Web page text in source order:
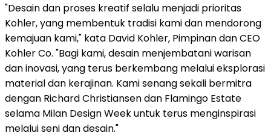
"Desain dan proses kreatif selalu menjadi prioritas
Kohler, yang membentuk tradisi kami dan mendorong
kemajuan kami," kata David Kohler, Pimpinan dan CEO
Kohler Co. "Bagi kami, desain menjembatani warisan
dan inovasi, yang terus berkembang melalui eksplorasi
material dan kerajinan. Kami senang sekali bermitra
dengan Richard Christiansen dan Flamingo Estate
selama Milan Design Week untuk terus menginspirasi
melalui seni dan desain."